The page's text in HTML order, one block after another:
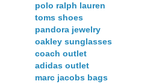
polo ralph lauren
toms shoes
pandora jewelry
oakley sunglasses
coach outlet
adidas outlet
marc jacobs bags